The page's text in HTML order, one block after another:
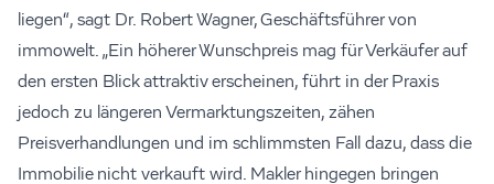
liegen“, sagt Dr. Robert Wagner, Geschäftsführer von
immowelt. „Ein höherer Wunschpreis mag für Verkäufer auf
den ersten Blick attraktiv erscheinen, führt in der Praxis
jedoch zu längeren Vermarktungszeiten, zähen
Preisverhandlungen und im schlimmsten Fall dazu, dass die
Immobilie nicht verkauft wird. Makler hingegen bringen